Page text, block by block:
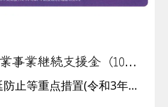
栃木県地域企業事業継続支援金（10月分）について
栃木県版まん延防止等重点措置(令和3年10月１日(金)～14日(木))に伴う飲食店の営業時間短縮（足利市、栃木市、佐野市、小山市）の影響を受け、厳しい経営状況にある事業者に対し、事業継続支援金（10月分）を支給します。 […]